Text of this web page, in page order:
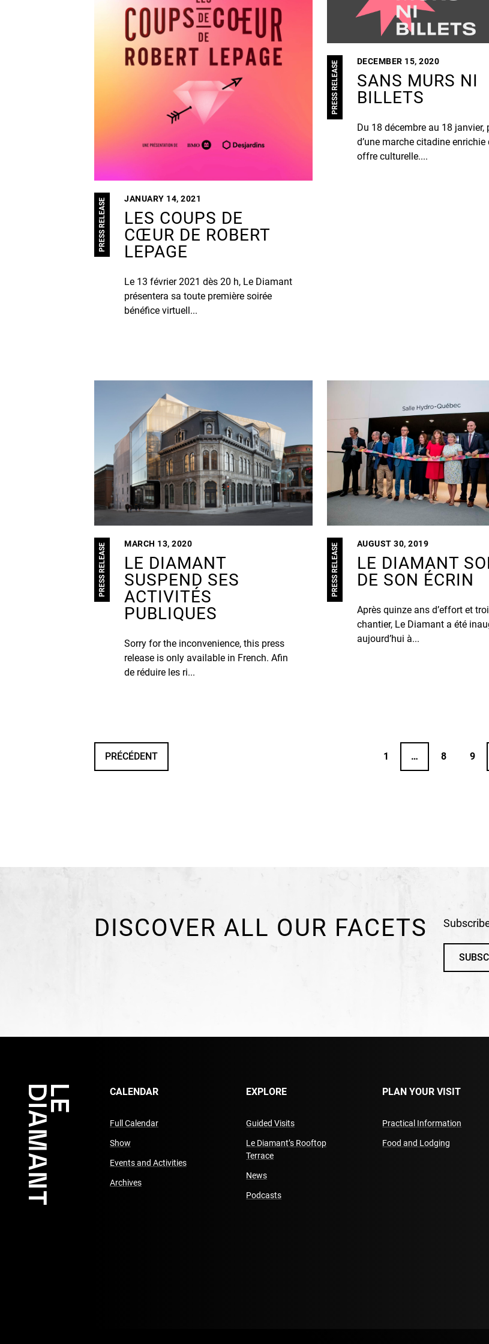
PRESS RELEASE
LES COUPS DE
CŒUR DE ROBERT
LEPAGE
JANUARY 14, 2021
Le 13 février 2021 dès 20 h, Le Diamant
présentera sa toute première soirée
bénéfice virtuell...
PRESS RELEASE
SANS MURS NI
BILLETS
DECEMBER 15, 2020
Du 18 décembre au 18 janvier,
d’une marche citadine enrichie
offre culturelle....
PRESS RELEASE
LE DIAMANT
SUSPEND SES
ACTIVITÉS
PUBLIQUES
MARCH 13, 2020
Sorry for the inconvenience, this press
release is only available in French. Afin
de réduire les ri...
PRESS RELEASE
LE DIAMANT
DE SON ÉCRIN
AUGUST 30, 2019
Après quinze ans d’effort et
chantier, Le Diamant a été
aujourd’hui à...
PRÉCÉDENT 1 … 8 9
DISCOVER ALL OUR FACETS
CALENDAR
Full Calendar
Show
Events and Activities
Archives
EXPLORE
Guided Visits
Le Diamant’s Rooftop
Terrace
News
Podcasts
PLAN YOUR VISIT
Practical Information
Food and Lodging